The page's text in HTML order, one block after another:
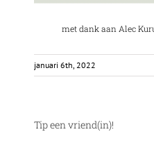
met dank aan Alec
januari 6th, 2022
Tip een vriend(in)!